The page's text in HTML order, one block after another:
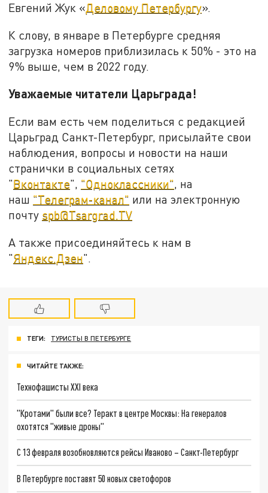
Евгений Жук «Деловому Петербургу».
К слову, в январе в Петербурге средняя
загрузка номеров приблизилась к 50% - это на
9% выше, чем в 2022 году.
Уважаемые читатели Царьграда!
Если вам есть чем поделиться с редакцией
Царьград Санкт-Петербург, присылайте свои
наблюдения, вопросы и новости на наши
странички в социальных сетях
"Вконтакте", "Одноклассники", на
наш "Телеграм-канал" или на электронную
почту spb@Tsargrad.TV
А также присоединяйтесь к нам в
"Яндекс.Дзен".
ТЕГИ: ТУРИСТЫ В ПЕТЕРБУРГЕ
ЧИТАЙТЕ ТАКЖЕ:
Технофашисты XXI века
"Кротами" были все? Теракт в центре Москвы: На генералов
охотятся "живые дроны"
С 13 февраля возобновляются рейсы Иваново – Санкт-Петербург
В Петербурге поставят 50 новых светофоров